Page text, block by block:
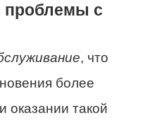
проблемы с
, что
более
оказании такой